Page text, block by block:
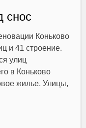
снос
Коньково
и 41 строение.
улиц
в Коньково
жилье. Улицы,